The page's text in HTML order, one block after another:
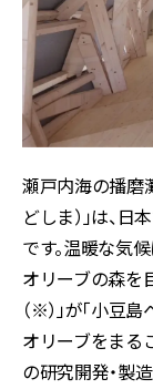
瀬戸内海の播磨
どしま）」は、
です。温暖な気
オリーブの森を
（※）」が「小豆
オリーブをまる
の研究開発・製